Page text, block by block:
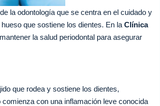
la odontología que se centra en el cuidado y
que sostiene los dientes. En la Clínica
la salud periodontal para asegurar
que rodea y sostiene los dientes,
con una inflamación leve conocida